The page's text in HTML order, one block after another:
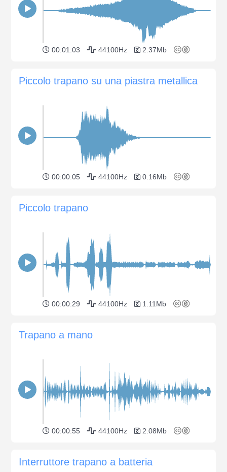
00:01:03 44100Hz 2.37Mb
Piccolo trapano su una piastra metallica
00:00:05 44100Hz 0.16Mb
Piccolo trapano
00:00:29 44100Hz 1.11Mb
Trapano a mano
00:00:55 44100Hz 2.08Mb
Interruttore trapano a batteria